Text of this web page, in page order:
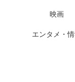
映画
エンタメ・